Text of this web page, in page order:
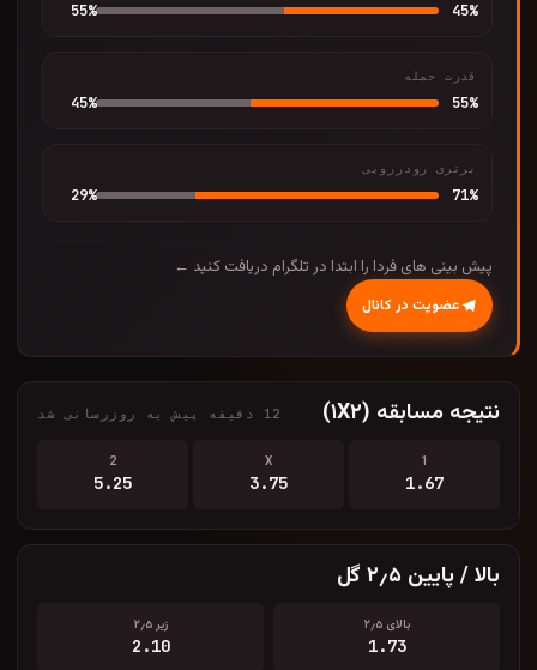
45%
55%
قدرت حمله
55%
45%
برتری رودررویی
71%
29%
پیش بینی های فردا را ابتدا در تلگرام دریافت کنید ←
عضویت در کانال
نتیجه مسابقه (۱X۲) 12 دقیقه پیش به روزرسانی شد
1
1.67
X
3.75
2
5.25
بالا / پایین ۲٫۵ گل
بالای ۲٫۵
1.73
زیر ۲٫۵
2.10